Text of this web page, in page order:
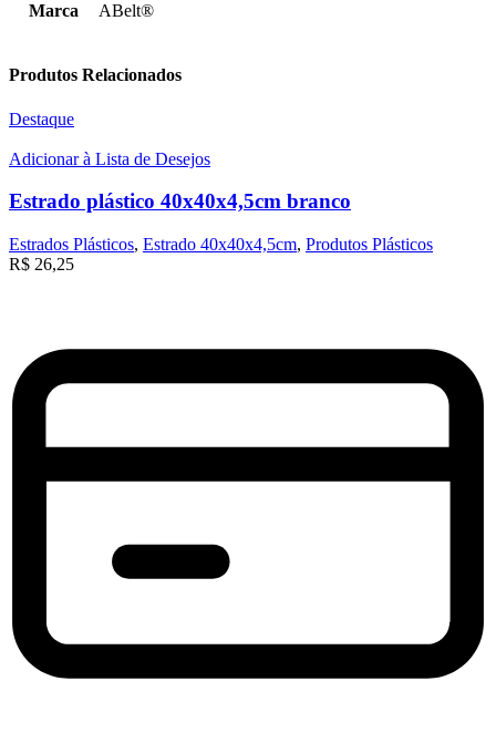
Marca ABelt®
Produtos Relacionados
Destaque
Adicionar à Lista de Desejos
Estrado plástico 40x40x4,5cm branco
Estrados Plásticos, Estrado 40x40x4,5cm, Produtos Plásticos
R$ 26,25